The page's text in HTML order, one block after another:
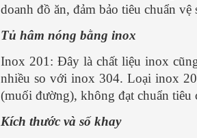
doanh đồ ăn, đảm bảo tiêu chuẩn vệ
Tủ hâm nóng bằng inox
Inox 201: Đây là chất liệu inox
nhiều so với inox 304. Loại inox
(muối đường), không đạt chuẩn tiêu
Kích thước và số khay